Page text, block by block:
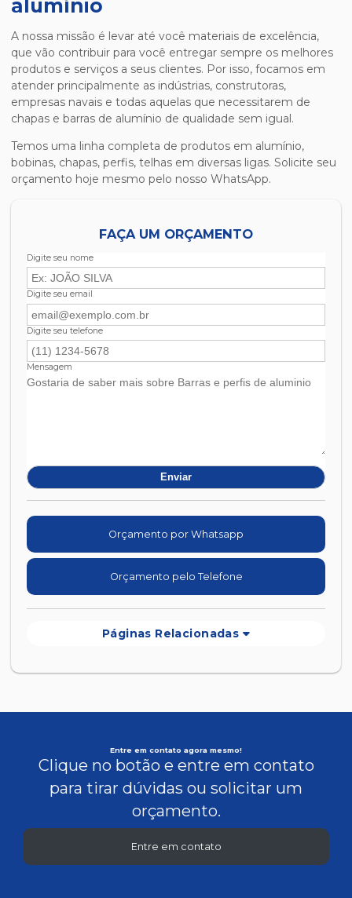
alumínio
A nossa missão é levar até você materiais de excelência,
que vão contribuir para você entregar sempre os melhores
produtos e serviços a seus clientes. Por isso, focamos em
atender principalmente as indústrias, construtoras,
empresas navais e todas aquelas que necessitarem de
chapas e barras de alumínio de qualidade sem igual.
Temos uma linha completa de produtos em alumínio,
bobinas, chapas, perfis, telhas em diversas ligas. Solicite seu
orçamento hoje mesmo pelo nosso WhatsApp.
FAÇA UM ORÇAMENTO
Digite seu nome
Digite seu email
Digite seu telefone
Mensagem
Orçamento por Whatsapp
Orçamento pelo Telefone
Páginas Relacionadas
Entre em contato agora mesmo!
Clique no botão e entre em contato
para tirar dúvidas ou solicitar um
orçamento.
Entre em contato